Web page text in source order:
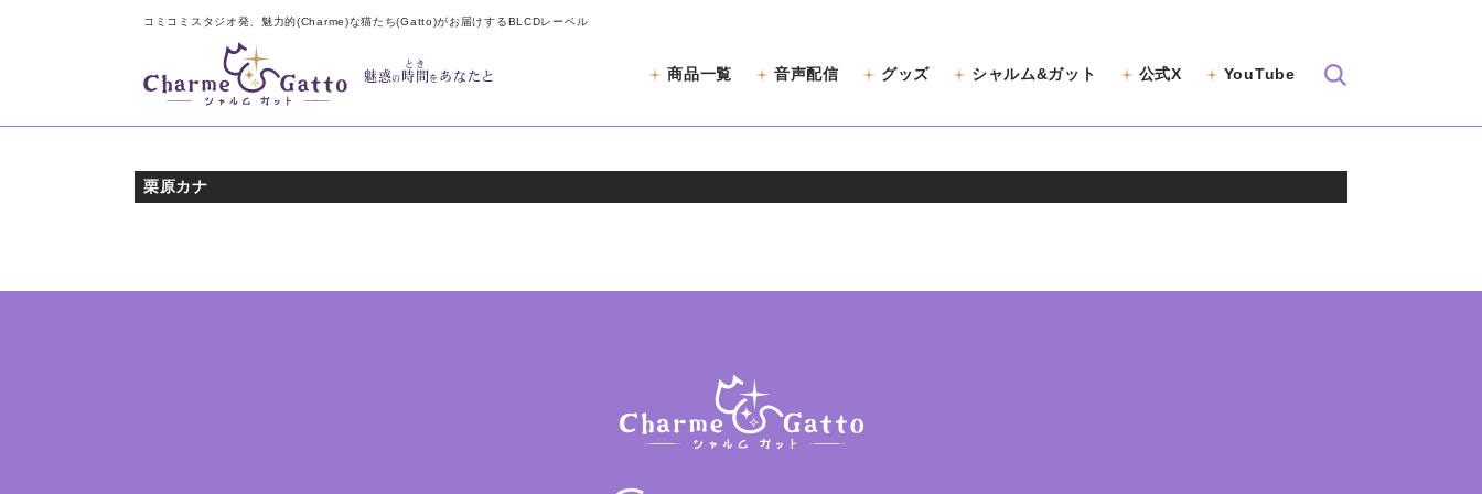
コミコミスタジオ発、魅力的(Charme)な猫たち(Gatto)がお届けするBLCDレーベル
魅惑の 時間
とき
を あなたと 商品一覧 音声配信 グッズ シャルム&ガット 公式X YouTube
栗原カナ